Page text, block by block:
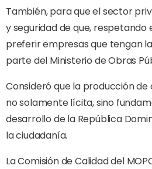
También, para que el sector
y seguridad de que,
preferir empresas que tengan
parte del Ministerio de Obras
Consideró que la producción
no solamente lícita, sino
desarrollo de la República
la ciudadanía.
La Comisión de Calidad del